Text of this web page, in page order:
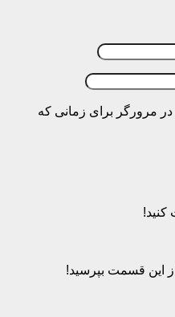
مرورگر برای زمانی که
کنید!
این قسمت بپرسید!